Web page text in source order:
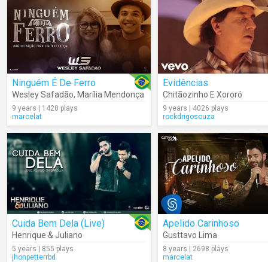
Ninguém É De Ferro
Wesley Safadão, Marília Mendonça
9 years | 1420 plays
marcelat
Evidências
Chitãozinho E Xororó
9 years | 4026 plays
rockdrigosouza
Cuida Bem Dela (Live)
Henrique & Juliano
5 years | 855 plays
jhonpetterrbd
Apelido Carinhoso
Gusttavo Lima
8 years | 2698 plays
marcelat